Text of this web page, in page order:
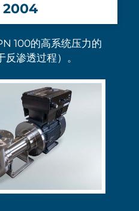
2004
100的高系统压力的
渗透过程）。